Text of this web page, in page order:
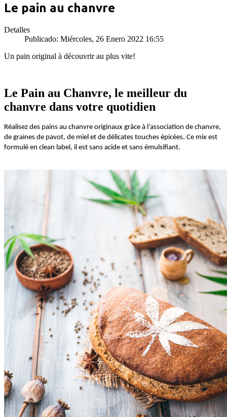
Le pain au chanvre
Detalles
Publicado: Miércoles, 26 Enero 2022 16:55
Un pain original à découvrir au plus vite!
Le Pain au Chanvre, le meilleur du
chanvre dans votre quotidien
Réalisez des pains au chanvre originaux grâce à l’association de chanvre,
de graines de pavot, de miel et de délicates touches épicées. Ce mix est
formulé en clean label, il est sans acide et sans émulsifiant.